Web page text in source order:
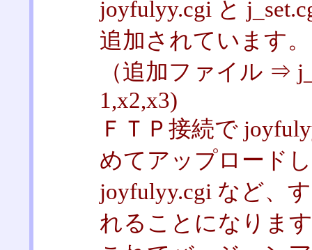
joyfulyy.cgi と
追加されています。
（追加ファイル ⇒
1,x2,x3)
ＦＴＰ接続で
めてアップロード
joyfulyy.cgi など、
れることになりま